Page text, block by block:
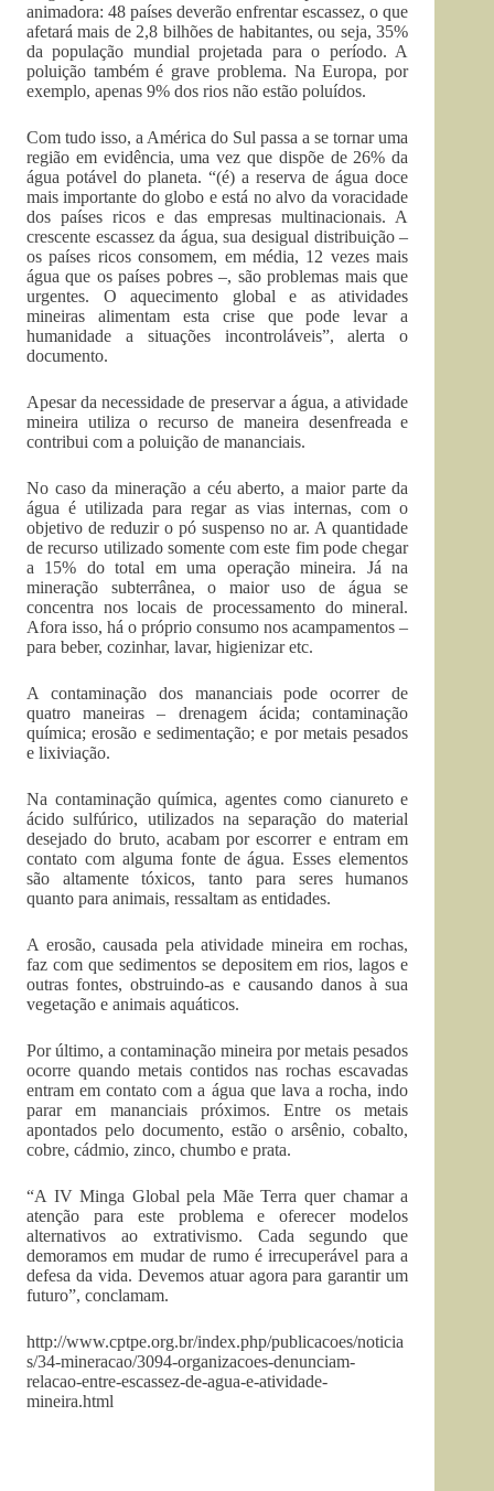
animadora: 48 países deverão enfrentar escassez, o que
afetará mais de 2,8 bilhões de habitantes, ou seja, 35%
da população mundial projetada para o período. A
poluição também é grave problema. Na Europa, por
exemplo, apenas 9% dos rios não estão poluídos.
Com tudo isso, a América do Sul passa a se tornar uma
região em evidência, uma vez que dispõe de 26% da
água potável do planeta. “(é) a reserva de água doce
mais importante do globo e está no alvo da voracidade
dos países ricos e das empresas multinacionais. A
crescente escassez da água, sua desigual distribuição –
os países ricos consomem, em média, 12 vezes mais
água que os países pobres –, são problemas mais que
urgentes. O aquecimento global e as atividades
mineiras alimentam esta crise que pode levar a
humanidade a situações incontroláveis”, alerta o
documento.
Apesar da necessidade de preservar a água, a atividade
mineira utiliza o recurso de maneira desenfreada e
contribui com a poluição de mananciais.
No caso da mineração a céu aberto, a maior parte da
água é utilizada para regar as vias internas, com o
objetivo de reduzir o pó suspenso no ar. A quantidade
de recurso utilizado somente com este fim pode chegar
a 15% do total em uma operação mineira. Já na
mineração subterrânea, o maior uso de água se
concentra nos locais de processamento do mineral.
Afora isso, há o próprio consumo nos acampamentos –
para beber, cozinhar, lavar, higienizar etc.
A contaminação dos mananciais pode ocorrer de
quatro maneiras – drenagem ácida; contaminação
química; erosão e sedimentação; e por metais pesados
e lixiviação.
Na contaminação química, agentes como cianureto e
ácido sulfúrico, utilizados na separação do material
desejado do bruto, acabam por escorrer e entram em
contato com alguma fonte de água. Esses elementos
são altamente tóxicos, tanto para seres humanos
quanto para animais, ressaltam as entidades.
A erosão, causada pela atividade mineira em rochas,
faz com que sedimentos se depositem em rios, lagos e
outras fontes, obstruindo-as e causando danos à sua
vegetação e animais aquáticos.
Por último, a contaminação mineira por metais pesados
ocorre quando metais contidos nas rochas escavadas
entram em contato com a água que lava a rocha, indo
parar em mananciais próximos. Entre os metais
apontados pelo documento, estão o arsênio, cobalto,
cobre, cádmio, zinco, chumbo e prata.
“A IV Minga Global pela Mãe Terra quer chamar a
atenção para este problema e oferecer modelos
alternativos ao extrativismo. Cada segundo que
demoramos em mudar de rumo é irrecuperável para a
defesa da vida. Devemos atuar agora para garantir um
futuro”, conclamam.
http://www.cptpe.org.br/index.php/publicacoes/noticia
s/34-mineracao/3094-organizacoes-denunciam-
relacao-entre-escassez-de-agua-e-atividade-
mineira.html